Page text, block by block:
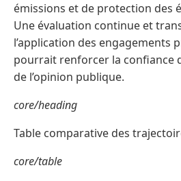
émissions et de protection des
Une évaluation continue et
l’application des engagements
pourrait renforcer la confiance
de l’opinion publique.
core/heading
Table comparative des
core/table